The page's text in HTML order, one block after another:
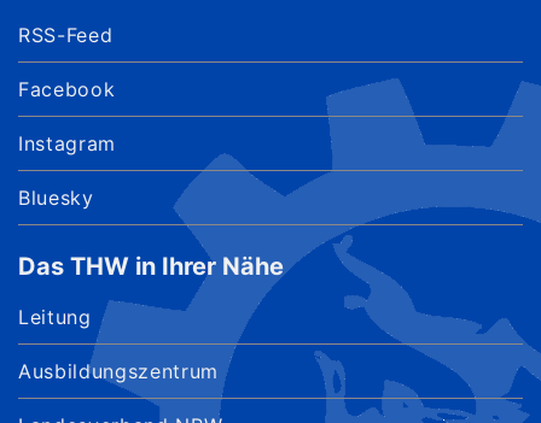
RSS-Feed
Facebook
Instagram
Bluesky
Das THW in Ihrer Nähe
Leitung
Ausbildungszentrum